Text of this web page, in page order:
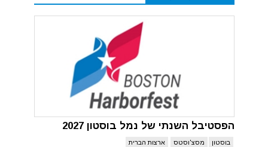
הפסטיבל השנתי של נמל בוסטון 2027
בוסטון מסצ'וסטס ארצות הברית